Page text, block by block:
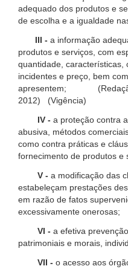
adequado dos produtos e
de escolha e a igualdade
III - a informação
produtos e serviços, com
quantidade, características,
incidentes e preço, bem
apresentem; (Redação
2012) (Vigência)
IV - a proteção contra
abusiva, métodos
como contra práticas e
fornecimento de produtos e
V - a modificação das
estabeleçam prestações
em razão de fatos
excessivamente onerosas;
VI - a efetiva
patrimoniais e morais,
VII - o acesso aos